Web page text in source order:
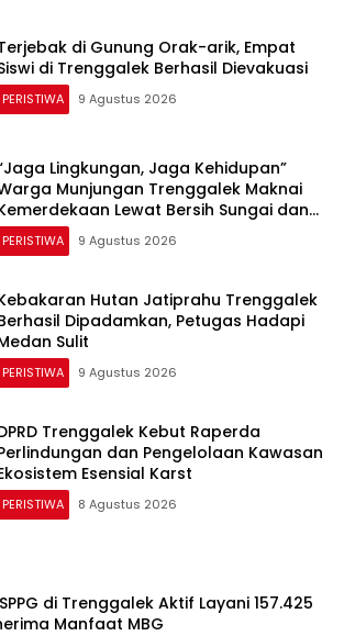
di Gunung Orak-arik, Empat
di Trenggalek Berhasil Dievakuasi
PERISTIWA 9 Agustus 2026
Lingkungan, Jaga Kehidupan”
Munjungan Trenggalek Maknai
Lewat Bersih Sungai dan
Darah
PERISTIWA 9 Agustus 2026
Hutan Jatiprahu Trenggalek
Dipadamkan, Petugas Hadapi
Sulit
PERISTIWA 9 Agustus 2026
Trenggalek Kebut Raperda
dan Pengelolaan Kawasan
Esensial Karst
PERISTIWA 8 Agustus 2026
di Trenggalek Aktif Layani 157.425
Manfaat MBG